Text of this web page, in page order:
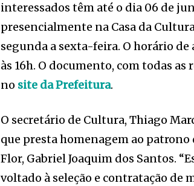
interessados têm até o dia 06 de
presencialmente na Casa da
segunda a sexta-feira. O horário de
às 16h. O documento, com todas
no site da Prefeitura.
O secretário de Cultura, Thiago
que presta homenagem ao patrono
Flor, Gabriel Joaquim dos Santos.
voltado à seleção e contratação de